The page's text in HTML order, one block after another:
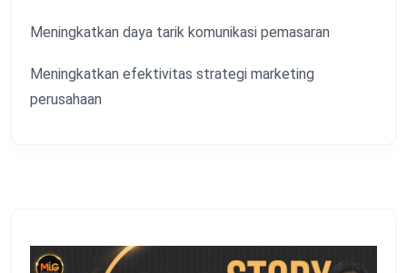
Meningkatkan daya tarik komunikasi pemasaran
Meningkatkan efektivitas strategi marketing
perusahaan